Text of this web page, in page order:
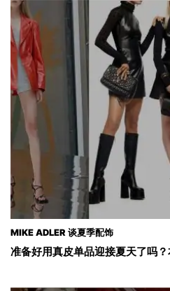
MIKE ADLER 谈夏季配饰
准备好用真皮单品迎接夏天了吗